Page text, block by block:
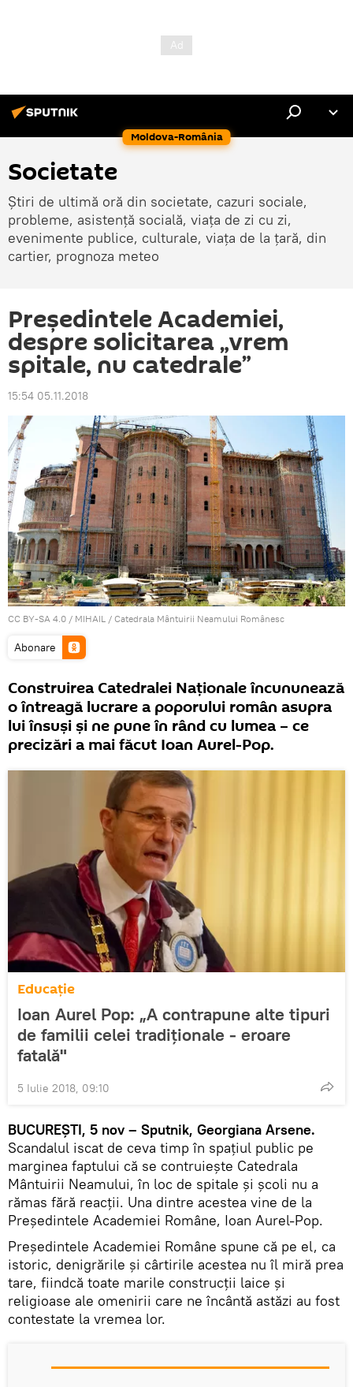
Moldova-România
Societate
Știri de ultimă oră din societate, cazuri sociale,
probleme, asistență socială, viața de zi cu zi,
evenimente publice, culturale, viața de la țară, din
cartier, prognoza meteo
Preşedintele Academiei,
despre solicitarea „vrem
spitale, nu catedrale”
15:54 05.11.2018
CC BY-SA 4.0 / MIHAIL / Catedrala Mântuirii Neamului Românesc
Abonare
Construirea Catedralei Naţionale încununează
o întreagă lucrare a poporului român asupra
lui însuşi şi ne pune în rând cu lumea – ce
precizări a mai făcut Ioan Aurel-Pop.
Educație
Ioan Aurel Pop: „A contrapune alte tipuri
de familii celei tradiționale - eroare
fatală"
5 Iulie 2018, 09:10
BUCUREŞTI, 5 nov – Sputnik, Georgiana Arsene.
Scandalul iscat de ceva timp în spaţiul public pe
marginea faptului că se contruieşte Catedrala
Mântuirii Neamului, în loc de spitale şi şcoli nu a
rămas fără reacţii. Una dintre acestea vine de la
Preşedintele Academiei Române, Ioan Aurel-Pop.
Preşedintele Academiei Române spune că pe el, ca
istoric, denigrările şi cârtirile acestea nu îl miră prea
tare, fiindcă toate marile construcţii laice şi
religioase ale omenirii care ne încântă astăzi au fost
contestate la vremea lor.